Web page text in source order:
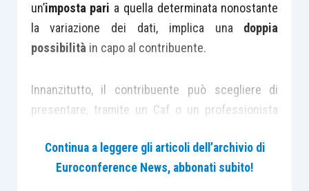
un’imposta pari a quella determinata nonostante
la variazione dei dati, implica una doppia
possibilità in capo al contribuente.
Innanzitutto, il contribuente può scegliere di
presentare, tramite un Caf o un professionista
di tutte le sue parti edintegrato con i nuovi dati
entro e non oltre il 25 ottobre 2021.
Continua a leggere gli articoli dell’archivio di
Euroconference News, abbonati subito!